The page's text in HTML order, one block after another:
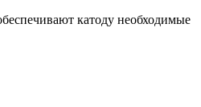
катоду необходимые